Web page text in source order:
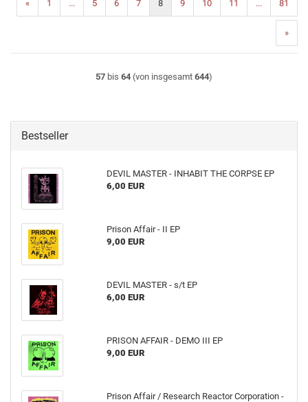
« 1 ... 5 6 7 8 9 10 11 ... 81
»
57 bis 64 (von insgesamt 644)
Bestseller
DEVIL MASTER - INHABIT THE CORPSE EP
6,00 EUR
Prison Affair - II EP
9,00 EUR
DEVIL MASTER - s​/​t EP
6,00 EUR
PRISON AFFAIR - DEMO III EP
9,00 EUR
Prison Affair / Research Reactor Corporation -